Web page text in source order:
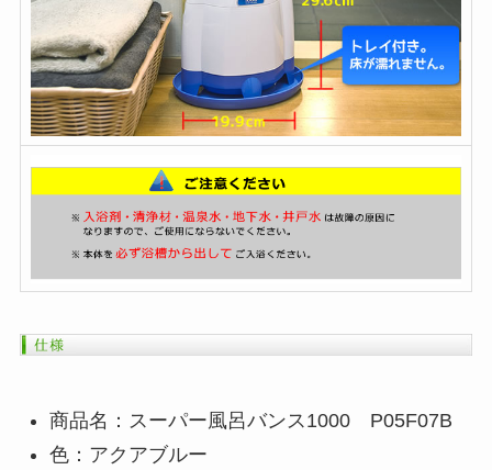
商品名：スーパー風呂バンス1000 P05F07B
色：アクアブルー